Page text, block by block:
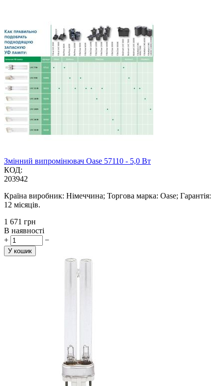
Змінний випромінювач Oase 57110 - 5,0 Вт
КОД:
203942
Країна виробник: Німеччина; Торгова марка: Oase; Гарантія:
12 місяців.
‍1 671‍ грн
В наявності
+
−
У кошик